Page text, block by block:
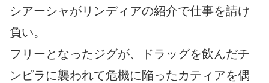
シアーシャがリンディアの紹介で仕事を請け
負い。
フリーとなったジグが、ドラッグを飲んだチ
ンピラに襲われて危機に陥ったカティアを偶